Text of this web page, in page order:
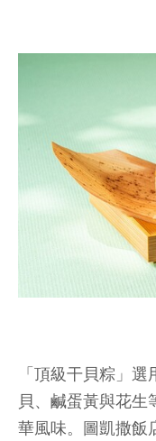
「頂級干貝粽」
貝、鹹蛋黃與花生
華風味。圖凱撒飯